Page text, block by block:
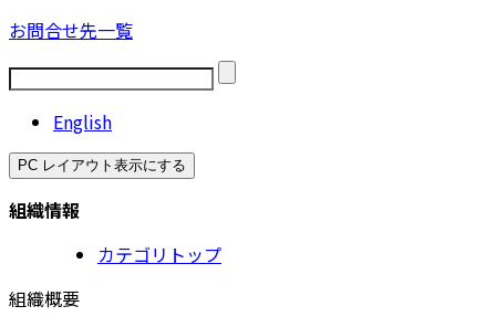
お問合せ先一覧
English
PC レイアウト表示にする
組織情報
カテゴリトップ
組織概要